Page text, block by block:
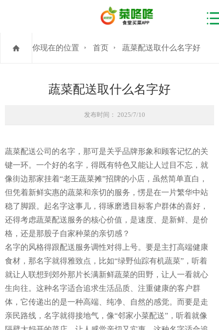
你现在的位置 首页 蔬菜配送取什么名字好
蔬菜配送取什么名字好
发布时间： 2025/7/10
蔬菜配送公司的名字，那可是关乎品牌形象和顾客记忆的关
键一环。一个好的名字，得既有特色又能让人过目不忘，就
像街边那家挂着“老王蔬菜摊”招牌的小店，虽然简单直白，
但凭着新鲜实惠的蔬菜和亲切的服务，愣是在一片繁华中站
稳了脚跟。起名字这事儿，得琢磨透目标客户群体的喜好，
还得考虑蔬菜配送服务的核心价值，是速度、是新鲜、是价
格，还是那股子自家种菜的亲切感？
名字的风格得跟配送服务调性对得上号。要是主打高端健康
食材，那名字就得雅致点，比如“绿野仙踪有机蔬菜”，听着
就让人联想到郊外那片长满新鲜蔬菜的田野，让人一看就心
生向往。这种名字适合追求生活品质、注重健康的客户群
体，它传递出的是一种高端、纯净、自然的感觉。而要是走
亲民路线，名字就得接地气，像“邻家小菜配送”，听着就像